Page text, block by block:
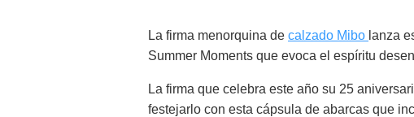
La firma menorquina de calzado Mibo lanza
Summer Moments que evoca el espíritu
La firma que celebra este año su 25
festejarlo con esta cápsula de abarcas que